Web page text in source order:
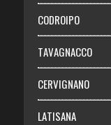
Necrologie
Chi siamo
Abbonati
Login
CODROIPO
TAVAGNACCO
CERVIGNANO
LATISANA